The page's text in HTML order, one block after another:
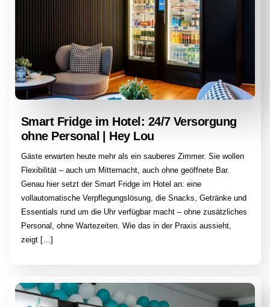
Smart Fridge im Hotel: 24/7 Versorgung
ohne Personal | Hey Lou
Gäste erwarten heute mehr als ein sauberes Zimmer. Sie wollen
Flexibilität – auch um Mitternacht, auch ohne geöffnete Bar.
Genau hier setzt der Smart Fridge im Hotel an: eine
vollautomatische Verpflegungslösung, die Snacks, Getränke und
Essentials rund um die Uhr verfügbar macht – ohne zusätzliches
Personal, ohne Wartezeiten. Wie das in der Praxis aussieht,
zeigt […]